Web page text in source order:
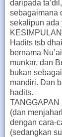
daripada
sebagaimana
sekalipun ada
Hadits tsb
bernama
munkar, dan
bukan
mandiri. Dan
hadits.
TANGGAPAN
(dan
dengan cara-
(sedangkan